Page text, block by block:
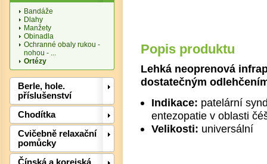
Bandáže
Dlahy
Manžety
Obinadla
Ochranné obaly rukou -
nohou - ...
Ortézy
Berle, hole.
příslušenství
Chodítka
Cvičebně relaxační
pomůcky
Popis produktu
Lehká neoprenová
dostatečným
Indikace: patelární
entezopatie v oblasti
Velikosti: universální